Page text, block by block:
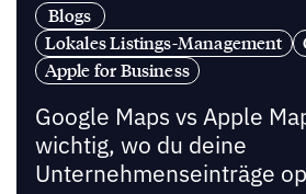
Blogs
Lokales Listings-Management
Apple for Business
Google Maps vs Apple
wichtig, wo du deine
Unternehmenseinträge